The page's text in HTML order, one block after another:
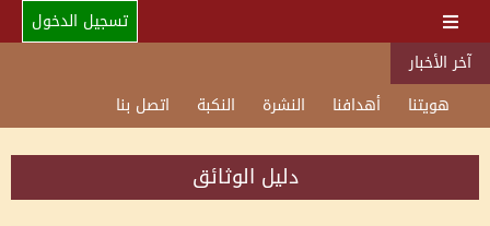
تسجيل الدخول
آخر الأخبار
هويتنا
أهدافنا النشرة النكبة اتصل بنا
دليل الوثائق